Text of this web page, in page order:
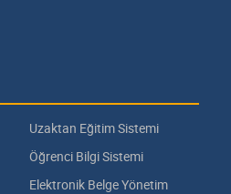
Uzaktan Eğitim Sistemi
Öğrenci Bilgi Sistemi
Elektronik Belge Yönetim